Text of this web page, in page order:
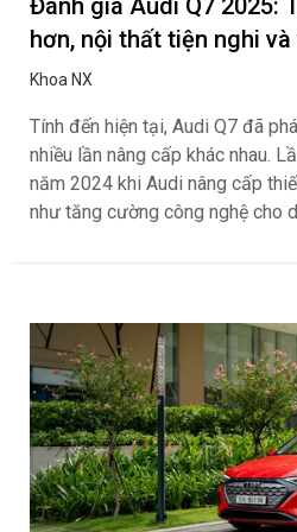
Đánh giá Audi Q7 2025:
hơn, nội thất tiện nghi
Khoa NX
Tính đến hiện tại, Audi Q7 đã
nhiều lần nâng cấp khác nhau.
năm 2024 khi Audi nâng cấp
như tăng cường công nghệ cho